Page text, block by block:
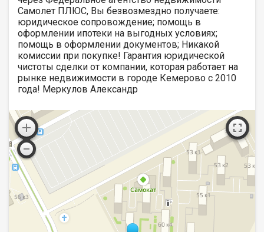
Самолет ПЛЮС, Вы безвозмездно получаете:
юридическое сопровождение; помощь в
оформлении ипотеки на выгодных условиях;
помощь в оформлении документов; Никакой
комиссии при покупке! Гарантия юридической
чистоты сделки от компании, которая работает на
рынке недвижимости в городе Кемерово с 2010
года! Меркулов Александр